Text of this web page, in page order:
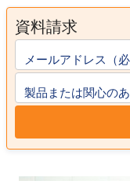
資料請求
メールアドレス（必
製品または関心の